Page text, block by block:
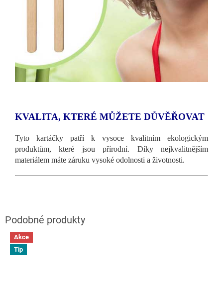
KVALITA, KTERÉ MŮŽETE DŮVĚŘOVAT
Tyto kartáčky patří k vysoce kvalitním ekologickým
produktům, které jsou přírodní. Díky nejkvalitnějším
materiálem máte záruku vysoké odolnosti a životnosti.
Akce
Tip